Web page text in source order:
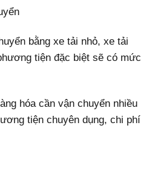
bằng xe tải nhỏ, xe tải
tiện đặc biệt sẽ có mức
hóa cần vận chuyển nhiều
tiện chuyên dụng, chi phí